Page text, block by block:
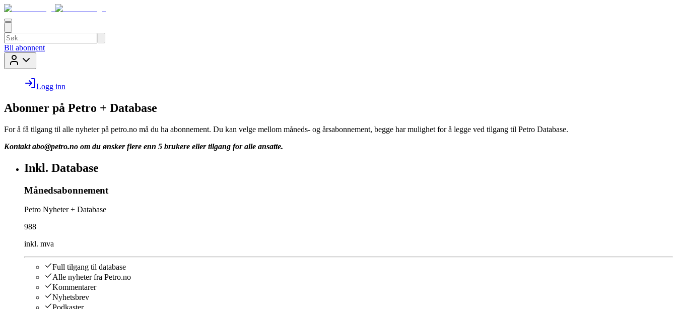
Bli abonnent
Logg inn
Abonner på Petro + Database
For å få tilgang til alle nyheter på petro.no må du ha abonnement. Du kan velge mellom måneds- og årsabonnement, begge har mulighet for å legge ved tilgang til Petro Database.
Kontakt abo@petro.no om du ønsker flere enn 5 brukere eller tilgang for alle ansatte.
Inkl. Database
Månedsabonnement
Petro Nyheter + Database
988
inkl. mva
Full tilgang til database
Alle nyheter fra Petro.no
Kommentarer
Nyhetsbrev